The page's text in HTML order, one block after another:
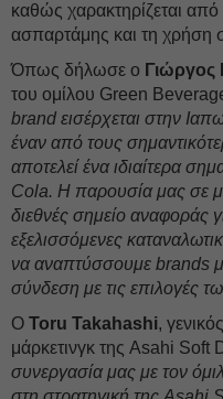
καθώς χαρακτηρίζεται από
ασπαρτάμης και τη χρήση
Όπως δήλωσε ο Γιώργος
του ομίλου Green
brand εισέρχεται στην
έναν από τους
αποτελεί ένα ιδιαίτερα
Cola. Η παρουσία μας σε
διεθνές σημείο αναφοράς
εξελισσόμενες
να αναπτύσσουμε brands
σύνδεση με τις επιλογές
Ο Toru Takahashi,
μάρκετινγκ της Asahi Soft
συνεργασία μας με τον